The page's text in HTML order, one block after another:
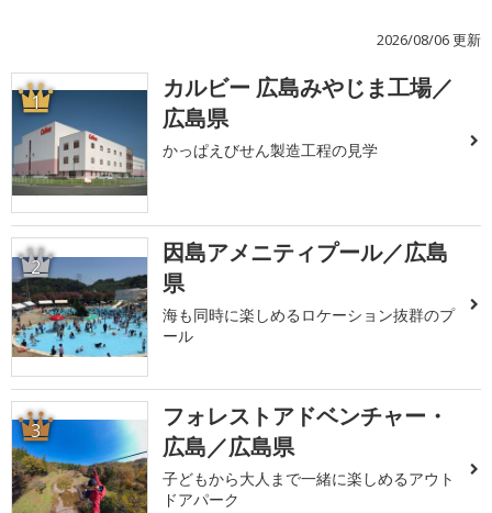
2026/08/06 更新
1
カルビー 広島みやじま工場／
広島県
かっぱえびせん製造工程の見学
2
因島アメニティプール／広島
県
海も同時に楽しめるロケーション抜群のプ
ール
3
フォレストアドベンチャー・
広島／広島県
子どもから大人まで一緒に楽しめるアウト
ドアパーク